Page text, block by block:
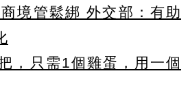
境管鬆綁 外交部：有助
，只需1個雞蛋，用一個